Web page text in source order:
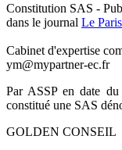
Constitution SAS -
dans le journal Le
Cabinet d'expertise
ym@mypartner-ec.fr
Par ASSP en date
constitué une SAS
GOLDEN CONSEIL